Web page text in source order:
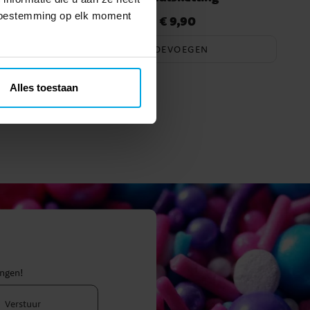
op elk moment
Alles toestaan
Prijs:€ 9,90
€ 9,90
TOEVOEGEN
Verstuur